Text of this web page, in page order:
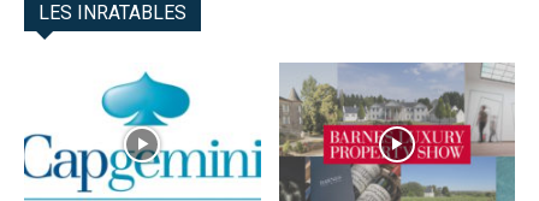
LES INRATABLES